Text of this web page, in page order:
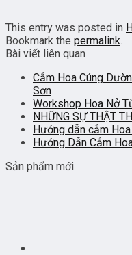
This entry was posted in
Bookmark the permalink.
Bài viết liên quan
Cắm Hoa Cúng
Sơn
Workshop Hoa Nở
NHỮNG SỰ THẬT
Hướng dẫn cắm
Hướng Dẫn Cắm
Sản phẩm mới